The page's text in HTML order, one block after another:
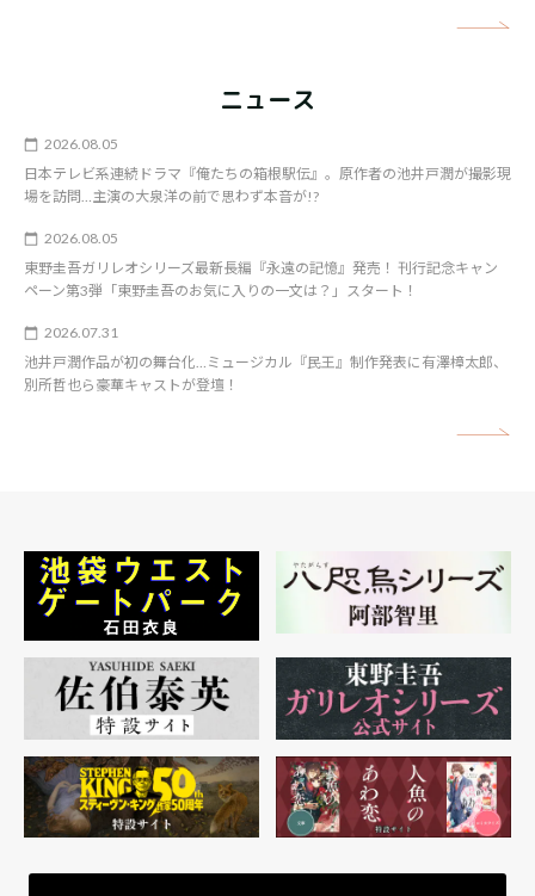
ニュース
2026.08.05
日本テレビ系連続ドラマ『俺たちの箱根駅伝』。原作者の池井戸潤が撮影現
場を訪問…主演の大泉洋の前で思わず本音が!?
2026.08.05
東野圭吾ガリレオシリーズ最新長編『永遠の記憶』発売！ 刊行記念キャン
ペーン第3弾「東野圭吾のお気に入りの一文は？」スタート！
2026.07.31
池井戸潤作品が初の舞台化…ミュージカル『民王』制作発表に有澤樟太郎、
別所哲也ら豪華キャストが登壇！